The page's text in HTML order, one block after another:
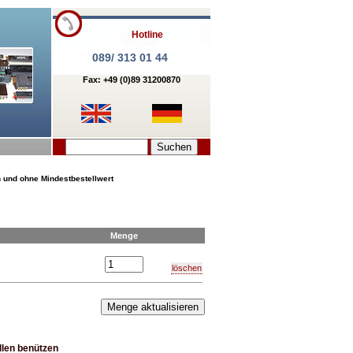
Hotline
089/ 313 01 44
Fax: +49 (0)89 31200870
ohne Mindestbestellwert
Menge
löschen
benützen